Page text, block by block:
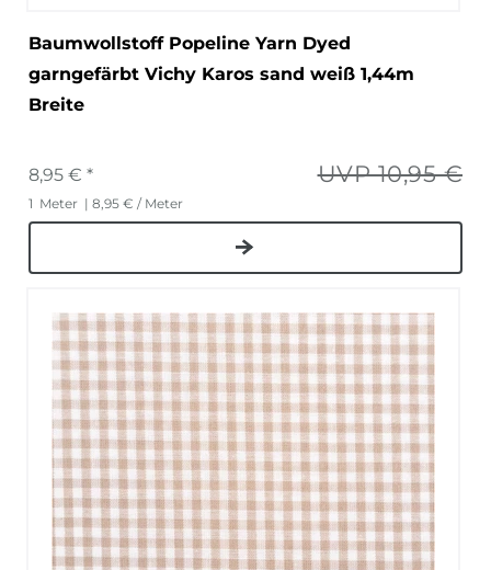
Baumwollstoff Popeline Yarn Dyed
garngefärbt Vichy Karos sand weiß 1,44m
Breite
UVP 10,95 €
8,95 € *
1 Meter | 8,95 € / Meter